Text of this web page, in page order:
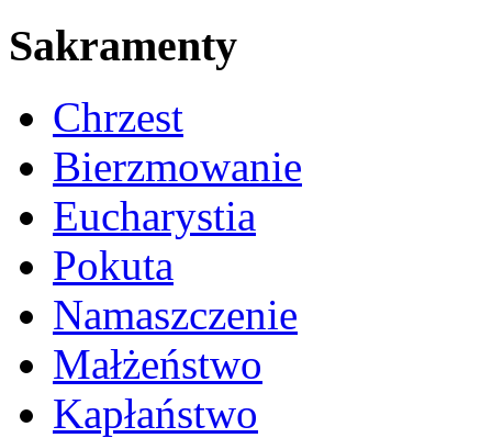
Sakramenty
Chrzest
Bierzmowanie
Eucharystia
Pokuta
Namaszczenie
Małżeństwo
Kapłaństwo